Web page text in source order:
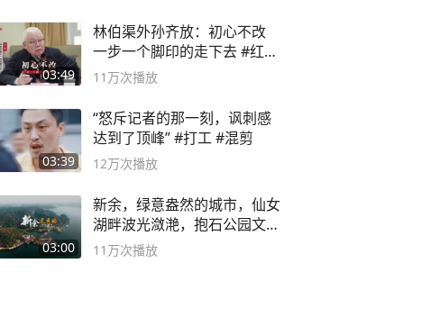
03:49
林伯渠外孙齐放：初心不改
一步一个脚印的走下去 #红船
论坛
11万次播放
03:39
“怒斥记者的那一刻，讽刺感
达到了顶峰” #打工 #混剪
12万次播放
03:00
新余，绿意盎然的城市，仙女
湖畔波光潋滟，抱石公园文化
深邃……
11万次播放